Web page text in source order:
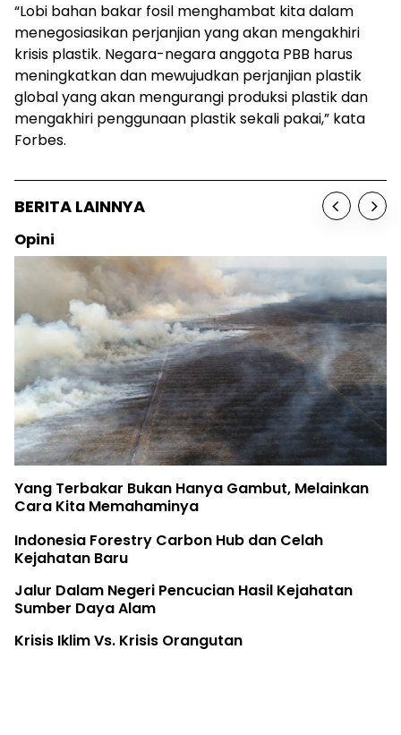
“Lobi bahan bakar fosil menghambat kita dalam
menegosiasikan perjanjian yang akan mengakhiri
krisis plastik. Negara-negara anggota PBB harus
meningkatkan dan mewujudkan perjanjian plastik
global yang akan mengurangi produksi plastik dan
mengakhiri penggunaan plastik sekali pakai,” kata
Forbes.
BERITA LAINNYA
Opini
Yang Terbakar Bukan Hanya Gambut, Melainkan
Cara Kita Memahaminya
Indonesia Forestry Carbon Hub dan Celah
Kejahatan Baru
Jalur Dalam Negeri Pencucian Hasil Kejahatan
Sumber Daya Alam
Krisis Iklim Vs. Krisis Orangutan